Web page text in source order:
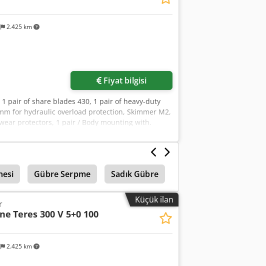
2.425 km
Fiyat bilgisi
1 pair of share blades 430, 1 pair of heavy-duty
for hydraulic overload protection, Skimmer M2,
protectors, 1 pair / Body mounting with.
Gübre Serpme Sadık Gübre
Küçük ilan
2.425 km
Teres 300 V 5+0 100